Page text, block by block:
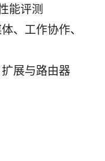
能评测
、工作协作、
展与路由器